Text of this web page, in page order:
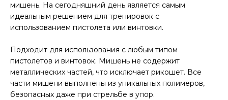
мишень. На сегодняшний день является самым
идеальным решением для тренировок с
использованием пистолета или винтовки.
Подходит для использования с любым типом
пистолетов и винтовок. Мишень не содержит
металлических частей, что исключает рикошет. Все
части мишени выполнены из уникальных полимеров,
безопасных даже при стрельбе в упор.